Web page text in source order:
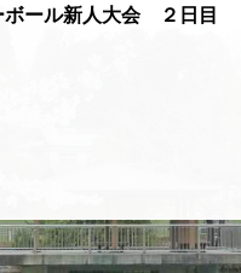
ボール新人大会 ２日目